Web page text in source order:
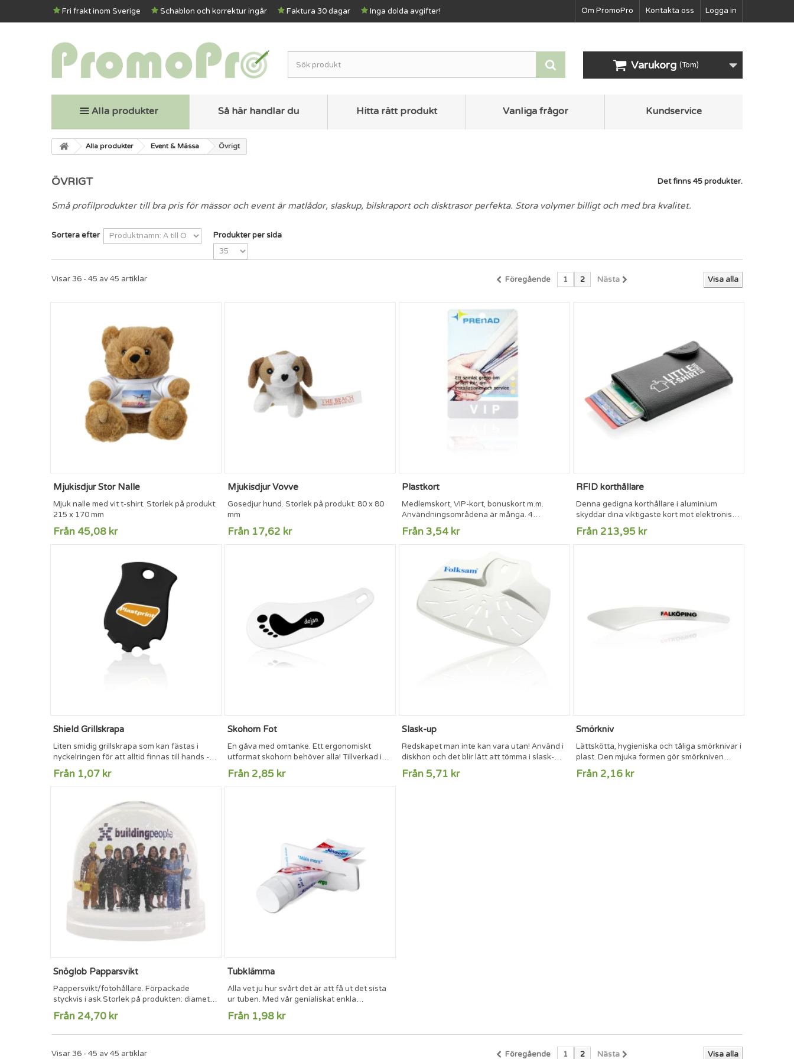
Logga in
Kontakta oss
Om PromoPro
Fri frakt inom Sverige Schablon och korrektur ingår Faktura 30 dagar Inga dolda avgifter!
Varukorg (Tom)
Alla produkter Så här handlar du Hitta rätt produkt Vanliga frågor Kundservice
Alla produkter Event & Mässa Övrigt
ÖVRIGT Det finns 45 produkter.
Små profilprodukter till bra pris för mässor och event är matlådor, slaskup, bilskraport och disktrasor perfekta. Stora volymer billigt och med bra kvalitet.
Sortera efter Produkter per sida
Visa alla
Föregående 1 2 Nästa
Visar 36 - 45 av 45 artiklar
Mjukisdjur Stor Nalle
Mjuk nalle med vit t-shirt. Storlek på produkt:
215 x 170 mm
Från 45,08 kr
Mjukisdjur Vovve
Gosedjur hund. Storlek på produkt: 80 x 80
mm
Från 17,62 kr
Plastkort
Medlemskort, VIP-kort, bonuskort m.m.
Användningsområdena är många. 4
färgstryck på fram sidan ingår. Mått 86 x 54
x 0,8 mm
Från 3,54 kr
RFID korthållare
Denna gedigna korthållare i aluminium
skyddar dina viktigaste kort mot elektroniska
ficktjuvar. Inga mer trasiga eller böjda kort.
Plats för upp till 7 kort eller 5 kort med
Från 213,95 kr
Shield Grillskrapa
Liten smidig grillskrapa som kan fästas i
nyckelringen för att alltid finnas till hands -
på grillfesten eller utflykten. Mått: 30 x 50
mm. Max tryckyta 27,5 22 mm.
Från 1,07 kr
Skohorn Fot
En gåva med omtanke. Ett ergonomiskt
utformat skohorn behöver alla! Tillverkad i
tålig plast. Mått: Längd: 130 mm. Max
tryckyta 60 x 20/12 mm.
Från 2,85 kr
Slask-up
Redskapet man inte kan vara utan! Använd i
diskhon och det blir lätt att tömma i slask-
hinken - inget kladd! Livsmedelsgodkänd och
återvinningsbar. Mått 178 x 169 mm. Max
Från 5,71 kr
Smörkniv
Lättskötta, hygieniska och tåliga smörknivar i
plast. Den mjuka formen gör smörkniven
skön att hålla i. Mått: 182 x 35 mm. Max
tryckyta: endast på skaftet, 65 x 10 mm.
Från 2,16 kr
Snöglob Papparsvikt
Pappersvikt/fotohållare. Förpackade
styckvis i ask.Storlek på produkten: diameter
90 mm, höjd 80 mm
Från 24,70 kr
Tubklämma
Alla vet ju hur svårt det är att få ut det sista
ur tuben. Med vår genialiskat enkla
tubklämma går det enkelt - bara trä över
svetsen och dra mot korken. Mått: 104 x 47
Från 1,98 kr
Visa alla
Föregående 1 2 Nästa
Visar 36 - 45 av 45 artiklar